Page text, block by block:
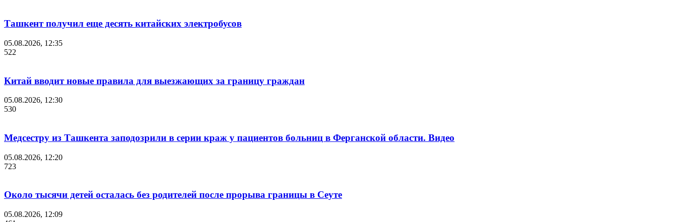
Ташкент получил еще десять китайских электробусов
05.08.2026, 12:35
522
Китай вводит новые правила для выезжающих за границу граждан
05.08.2026, 12:30
530
Медсестру из Ташкента заподозрили в серии краж у пациентов больниц в Ферганской области. Видео
05.08.2026, 12:20
723
Около тысячи детей осталась без родителей после прорыва границы в Сеуте
05.08.2026, 12:09